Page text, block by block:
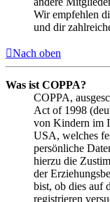
Wir empfehlen
und dir
Nach oben
Was ist COPPA?
COPPA,
Act of 1998
von Kindern im
USA, welches
persönliche
hierzu die
der
bist, ob dies auf
registrieren